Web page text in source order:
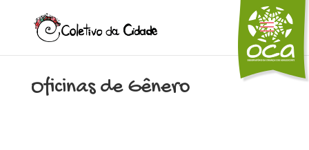
Oficinas de Gênero